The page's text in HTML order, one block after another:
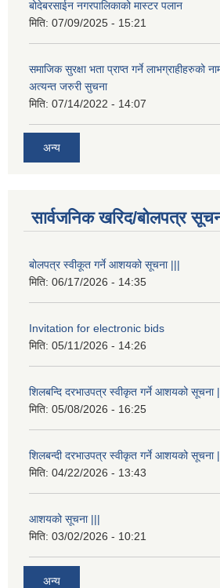
बोदेबरसाईन नगरपालिकाको मास्टर पलान
मिति: 07/09/2025 - 15:21
समाजिक सुरक्षा भता प्राप्त गर्ने लाभग्राहीहरुको
अत्यन्त जरुरी सुचना
मिति: 07/14/2022 - 14:07
अन्य
सार्वजनिक खरिद/बोलपत्र
बोलपत्र स्वीकूत गर्ने आशयको सूचना |||
मिति: 06/17/2026 - 14:35
Invitation for electronic bids
मिति: 05/11/2026 - 14:26
शिलबन्दि दरभाउपत्र स्वीकृत गर्ने आशयको सूचना
मिति: 05/08/2026 - 16:25
शिलबन्दी दरभाउपत्र स्वीकृत गर्ने आशयको सूचना
मिति: 04/22/2026 - 13:43
आशयको सूचना |||
मिति: 03/02/2026 - 10:21
अन्य